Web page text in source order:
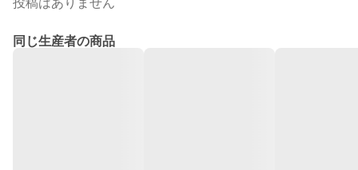
投稿はありません
同じ生産者の商品